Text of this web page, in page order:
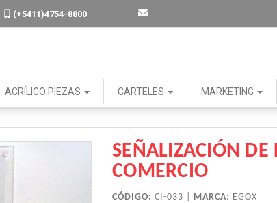
(+5411)4754-8800
ACRÍLICO PIEZAS CARTELES MARKETING
SEÑALIZACIÓN DE
COMERCIO
CÓDIGO: CI-033 | MARCA: EGOX